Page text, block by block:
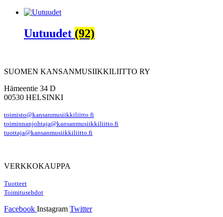
Uutuudet (92)
SUOMEN KANSANMUSIIKKILIITTO RY
Hämeentie 34 D
00530 HELSINKI
toimisto@kansanmusiikkiliitto.fi
toiminnanjohtaja@kansanmusiikkiliitto.fi
tuottaja@kansanmusiikkiliitto.fi
VERKKOKAUPPA
Tuotteet
Toimitusehdot
Facebook Instagram Twitter